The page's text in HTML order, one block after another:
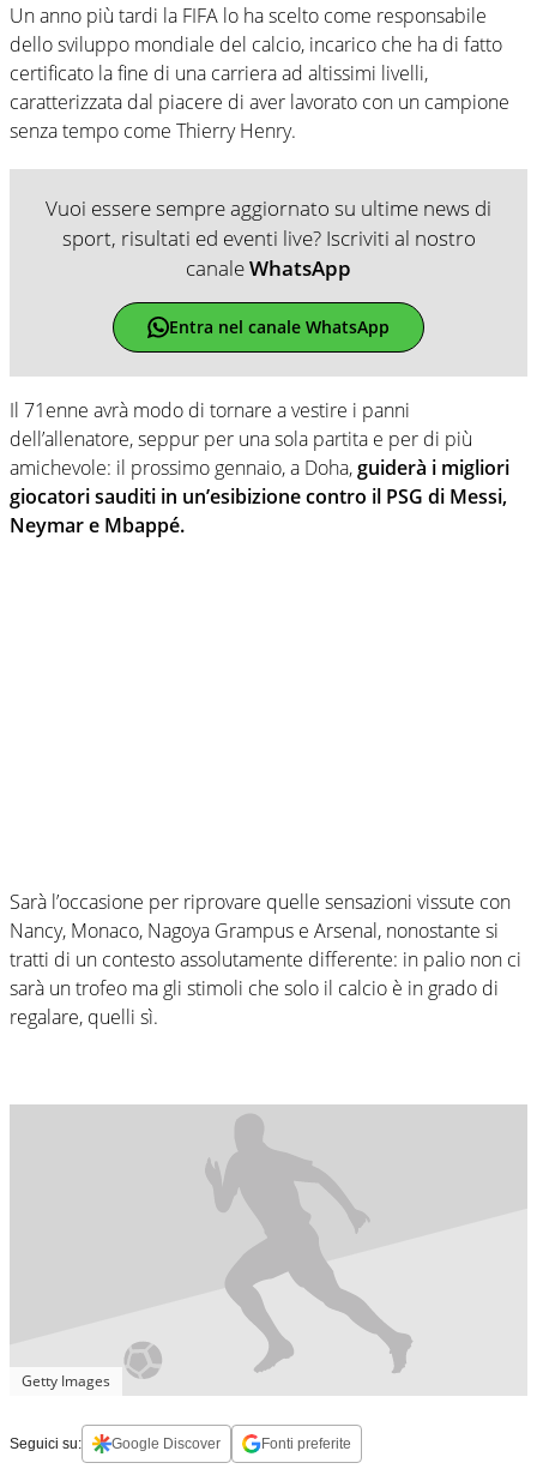
Un anno più tardi la FIFA lo ha scelto come responsabile
dello sviluppo mondiale del calcio, incarico che ha di fatto
certificato la fine di una carriera ad altissimi livelli,
caratterizzata dal piacere di aver lavorato con un campione
senza tempo come Thierry Henry.
Vuoi essere sempre aggiornato su ultime news di
sport, risultati ed eventi live? Iscriviti al nostro
canaleWhatsApp
Entra nel canale WhatsApp
Il 71enne avrà modo di tornare a vestire i panni
dell’allenatore, seppur per una sola partita e per di più
amichevole: il prossimo gennaio, a Doha,guiderà i migliori
giocatori sauditi in un’esibizione contro il PSG di Messi,
Neymar e Mbappé.
Sarà l’occasione per riprovare quelle sensazioni vissute con
Nancy, Monaco, Nagoya Grampus e Arsenal, nonostante si
tratti di un contesto assolutamente differente: in palio non ci
sarà un trofeo ma gli stimoli che solo il calcio è in grado di
regalare, quelli sì.
Getty Images
Seguici su: Google Discover Fonti preferite